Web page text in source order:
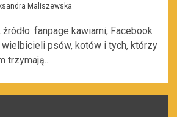
Maliszewska
fanpage kawiarni, Facebook
psów, kotów i tych, którzy
trzymają...